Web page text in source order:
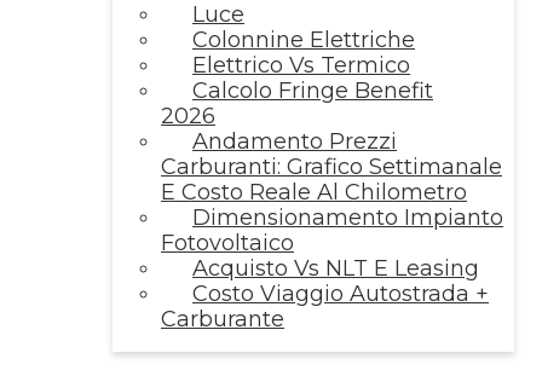
Luce
Colonnine Elettriche
Elettrico Vs Termico
Calcolo Fringe Benefit
2026
Andamento Prezzi
Carburanti: Grafico Settimanale
E Costo Reale Al Chilometro
Dimensionamento Impianto
Fotovoltaico
Acquisto Vs NLT E Leasing
Costo Viaggio Autostrada +
Carburante